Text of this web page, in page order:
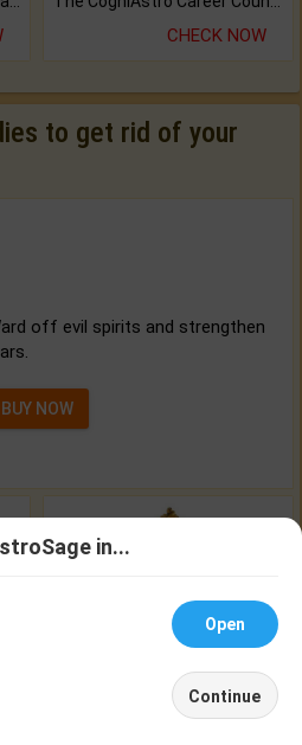
CHECK NOW
to get rid of your
off evil spirits and strengthen
BUY NOW
Energised Yantras for You.
in...
Open
Continue
Astrologer
Account